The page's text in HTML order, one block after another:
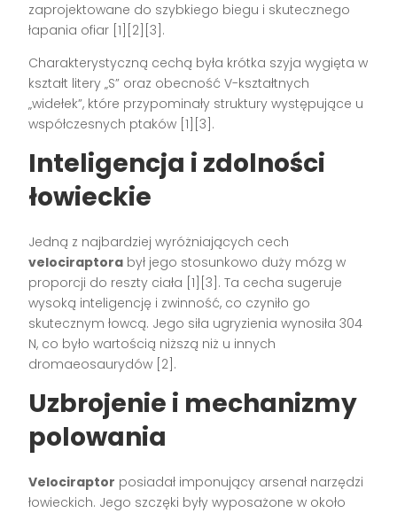
zaprojektowane do szybkiego biegu i skutecznego
łapania ofiar [1][2][3].
Charakterystyczną cechą była krótka szyja wygięta w
kształt litery „S” oraz obecność V-kształtnych
„widełek”, które przypominały struktury występujące u
współczesnych ptaków [1][3].
Inteligencja i zdolności
łowieckie
Jedną z najbardziej wyróżniających cech
velociraptora był jego stosunkowo duży mózg w
proporcji do reszty ciała [1][3]. Ta cecha sugeruje
wysoką inteligencję i zwinność, co czyniło go
skutecznym łowcą. Jego siła ugryzienia wynosiła 304
N, co było wartością niższą niż u innych
dromaeosaurydów [2].
Uzbrojenie i mechanizmy
polowania
Velociraptor posiadał imponujący arsenał narzędzi
łowieckich. Jego szczęki były wyposażone w około